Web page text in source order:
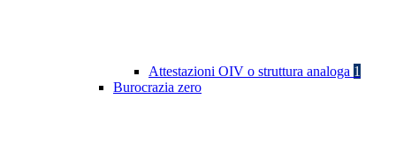
Attestazioni OIV o struttura analoga 1
Burocrazia zero